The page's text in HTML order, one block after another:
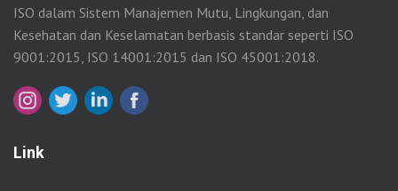
ISO dalam Sistem Manajemen Mutu, Lingkungan, dan
Kesehatan dan Keselamatan berbasis standar seperti ISO
9001:2015, ISO 14001:2015 dan ISO 45001:2018.
Link